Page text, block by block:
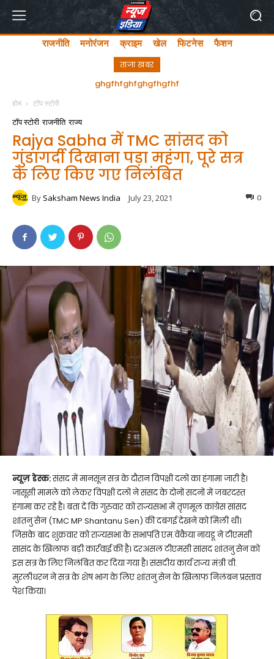
राजनीति मनोरंजन क्राइम खेल फिटनेस फैशन
ताजा खबर
ghgfhfghfghgfhgfhf
अयोध्या में लता मंगेशकर चौक का सीएम योगी ने किया उद्घाटन
होम टॉप स्टोरी
टॉप स्टोरी राजनीति राज्य
Rajya Sabha में TMC सांसद को
गुंडागर्दी दिखाना पड़ा महंगा, पूरे सत्र
के लिए किए गए निलंबित
By Saksham News India July 23, 2021 0
न्यूज़ डेस्क:संसद में मानसून सत्र के दौरान विपक्षी दलों का हंगामा जारी है।
जासूसी मामले को लेकर विपक्षी दलों ने संसद के दोनों सदनों में जबरदस्त
हंगामा कर रहे है। बता दें कि गुरुवार को राज्यसभा में तृणमूल कांग्रेस सांसद
शांतनु सेन (TMC MP Shantanu Sen) की दबंगई देखने को मिली थी।
जिसके बाद शुक्रवार को राज्यसभा के सभापति एम.वेंकैया नायडू ने टीएमसी
सासंद के खिलाफ बड़ी कार्रवाई की है। दरअसल टीएमसी सांसद शांतनु सेन को
इस सत्र के लिए निलंबित कर दिया गया है। संसदीय कार्य राज्य मंत्री वी.
मुरलीधरन ने सत्र के शेष भाग के लिए शांतनु सेन के खिलाफ निलंबन प्रस्ताव
पेश किया।